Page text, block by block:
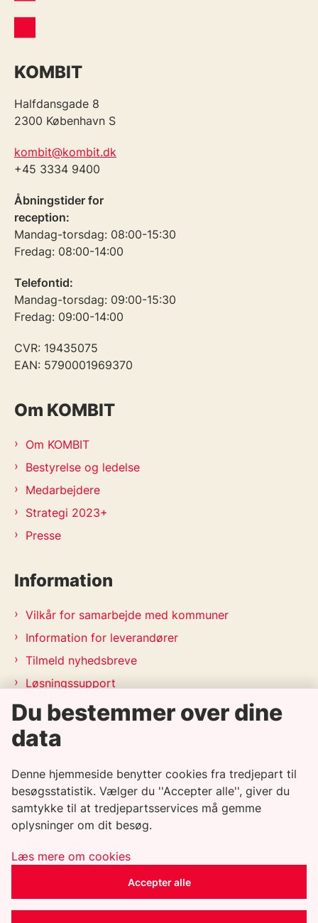
KOMBIT
Halfdansgade 8
2300 København S
kombit@kombit.dk
+45 3334 9400
Åbningstider for
reception:
Mandag-torsdag: 08:00-15:30
Fredag: 08:00-14:00
Telefontid:
Mandag-torsdag: 09:00-15:30
Fredag: 09:00-14:00
CVR: 19435075
EAN: 5790001969370
Om KOMBIT
Om KOMBIT
Bestyrelse og ledelse
Medarbejdere
Strategi 2023+
Presse
Information
Vilkår for samarbejde med kommuner
Information for leverandører
Tilmeld nyhedsbreve
Løsningssupport
Releasekalender
APV-handleplan 2026
Genveje
Informationssikkerhedspolitik
Tilgængelighedserklæring
Whistleblowerordning
Cookiepolitik
Du bestemmer over dine
data
Denne hjemmeside benytter cookies fra tredjepart til
besøgsstatistik. Vælger du ''Accepter alle'', giver du
samtykke til at tredjepartsservices må gemme
oplysninger om dit besøg.
Læs mere om cookies
Accepter alle